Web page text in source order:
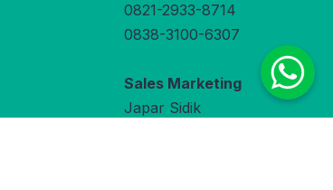
0821-2933-8714
0838-3100-6307
Sales Marketing
Japar Sidik